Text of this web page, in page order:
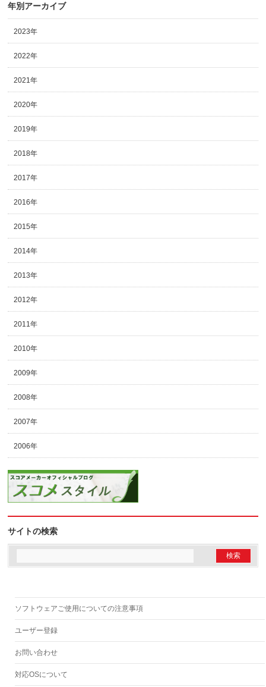
年別アーカイブ
2023年
2022年
2021年
2020年
2019年
2018年
2017年
2016年
2015年
2014年
2013年
2012年
2011年
2010年
2009年
2008年
2007年
2006年
サイトの検索
ソフトウェアご使用についての注意事項
ユーザー登録
お問い合わせ
対応OSについて